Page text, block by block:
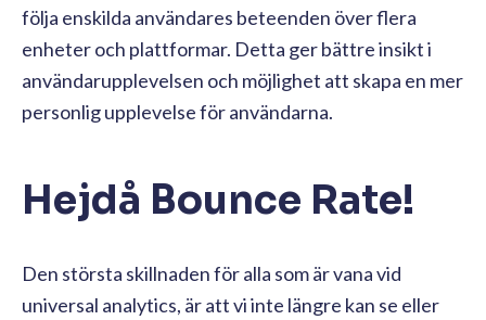
följa enskilda användares beteenden över flera
enheter och plattformar. Detta ger bättre insikt i
användarupplevelsen och möjlighet att skapa en mer
personlig upplevelse för användarna.
Hejdå Bounce Rate!
Den största skillnaden för alla som är vana vid
universal analytics, är att vi inte längre kan se eller